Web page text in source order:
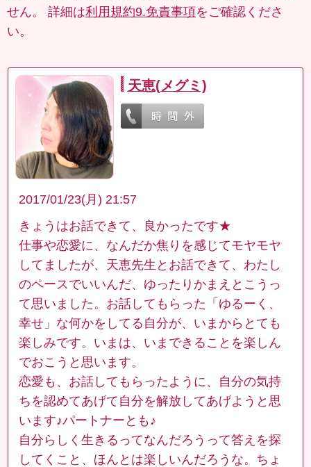
せん。 詳細は利用規約9.免責事項をご確認くださ
い。
天恵(メグミ)
2017/01/23(月) 21:57
きょうはお話できて、良かったです★
仕事や恋愛に、なんだか焦りを感じてモヤモヤ
してましたが、天恵先生とお話できて、わたし
のペースでいいんだ、ゆったりかまえとこうっ
て思いました。お話してもらった「ゆるーく、
幸せ」な何かをしてる自分が、いまからとても
楽しみです。いまは、いまできることを楽しん
でおこうと思います。
恋愛も、お話してもらったように、自分の気持
ちを認めてあげて自分を解放してあげようと思
います♪パートナーとも♪
自分らしく生きるってなんだろうって答えを探
してくこと、ほんとは楽しいんだろうな。ちょ